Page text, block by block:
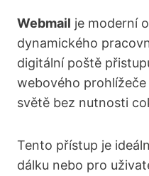
Webmail je moderní
dynamického
digitální poště
webového
světě bez nutnosti
Tento přístup je
dálku nebo pro